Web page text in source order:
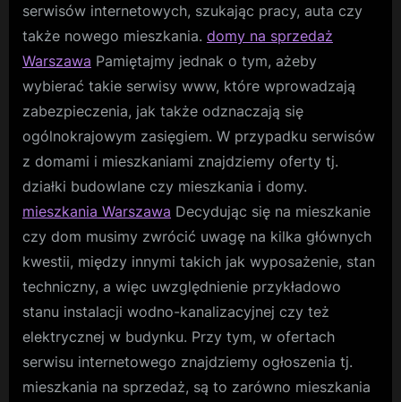
serwisów internetowych, szukając pracy, auta czy
także nowego mieszkania. domy na sprzedaż
Warszawa Pamiętajmy jednak o tym, ażeby
wybierać takie serwisy www, które wprowadzają
zabezpieczenia, jak także odznaczają się
ogólnokrajowym zasięgiem. W przypadku serwisów
z domami i mieszkaniami znajdziemy oferty tj.
działki budowlane czy mieszkania i domy.
mieszkania Warszawa Decydując się na mieszkanie
czy dom musimy zwrócić uwagę na kilka głównych
kwestii, między innymi takich jak wyposażenie, stan
techniczny, a więc uwzględnienie przykładowo
stanu instalacji wodno-kanalizacyjnej czy też
elektrycznej w budynku. Przy tym, w ofertach
serwisu internetowego znajdziemy ogłoszenia tj.
mieszkania na sprzedaż, są to zarówno mieszkania